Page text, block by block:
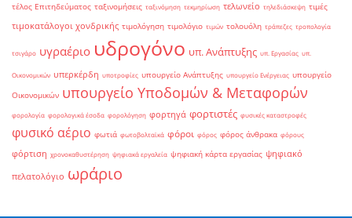
τέλος Επιτηδεύματος ταξινομήσεις ταξινόμηση τεκμηρίωση τελωνείο τηλεδιάσκεψη τιμές
τιμοκατάλογοι χονδρικής τιμολόγηση τιμολόγιο τιμών τολουόλη τράπεζες τροπολογία
τσιγάρο υγραέριο υδρογόνο υπ. Ανάπτυξης υπ. Εργασίας υπ.
Οικονομικών υπερκέρδη υποτροφίες υπουργείο Ανάπτυξης υπουργείο Ενέργειας υπουργείο
Οικονομικών υπουργείο Υποδομών & Μεταφορών
φορολογία φορολογικά έσοδα φορολόγηση φορτηγά φορτιστές φυσικές καταστροφές
φυσικό αέριο φωτιά φωτοβολταϊκά φόροι φόρος φόρος άνθρακα φόρους
φόρτιση χρονοκαθυστέρηση ψηφιακά εργαλεία ψηφιακή κάρτα εργασίας ψηφιακό
πελατολόγιο ωράριο